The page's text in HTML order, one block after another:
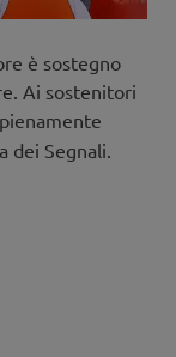
è sostegno
Ai sostenitori
dei Segnali.